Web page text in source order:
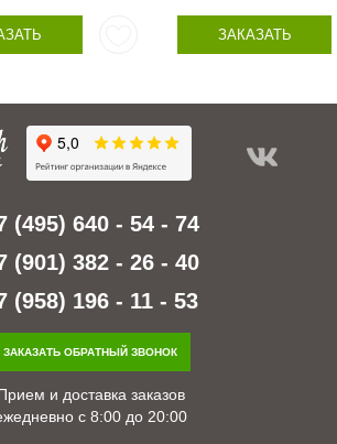
ЗАКАЗАТЬ
(495) 640 - 54 - 74
(901) 382 - 26 - 40
(958) 196 - 11 - 53
ЗАКАЗАТЬ ОБРАТНЫЙ ЗВОНОК
и доставка заказов
с 8:00 до 20:00